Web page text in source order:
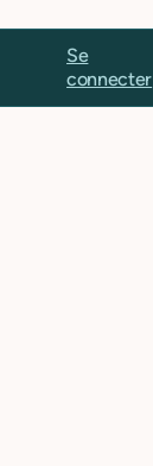
Se
connecter